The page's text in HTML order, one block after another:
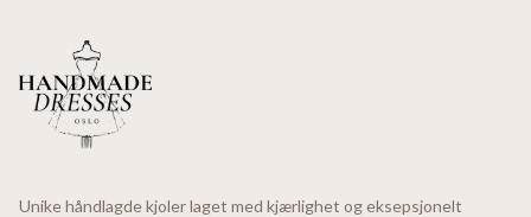
Unike håndlagde kjoler laget med kjærlighet og eksepsjonelt